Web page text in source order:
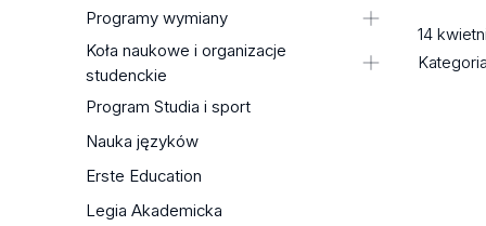
Szkolenia i warsztaty
Wydarzenia
Projekty UE
Monitorowanie Karier Absolwentów
Współpraca z pracodawcami
Poprzednie edycje
Programy wymiany
Wyjazdy zagraniczne
Program MOST
Koła naukowe i organizacje
studenckie
Koła naukowe
Organizacje i stowarzyszenia
Standardy Ochrony Małoletnich –
weryfikacja w KRK
Program Studia i sport
Nauka języków
Erste Education
Legia Akademicka
14